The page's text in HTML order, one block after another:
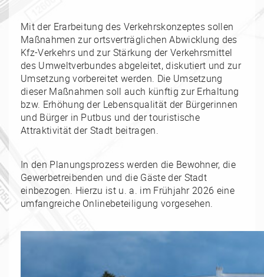
Mit der Erarbeitung des Verkehrskonzeptes sollen
Maßnahmen zur ortsverträglichen Abwicklung des
Kfz-Verkehrs und zur Stärkung der Verkehrsmittel
des Umweltverbundes abgeleitet, diskutiert und zur
Umsetzung vorbereitet werden. Die Umsetzung
dieser Maßnahmen soll auch künftig zur Erhaltung
bzw. Erhöhung der Lebensqualität der Bürgerinnen
und Bürger in Putbus und der touristische
Attraktivität der Stadt beitragen.
In den Planungsprozess werden die Bewohner, die
Gewerbetreibenden und die Gäste der Stadt
einbezogen. Hierzu ist u. a. im Frühjahr 2026 eine
umfangreiche Onlinebeteiligung vorgesehen.